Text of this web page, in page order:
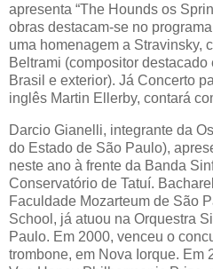
apresenta “The Hounds os
obras destacam-se no
uma homenagem a Stravinsky,
Beltrami (compositor
Brasil e exterior). Já Concerto
inglês Martin Ellerby, contará
Darcio Gianelli, integrante da
do Estado de São Paulo),
neste ano à frente da Banda
Conservatório de Tatuí.
Faculdade Mozarteum de São
School, já atuou na Orquestra
Paulo. Em 2000, venceu o
trombone, em Nova Iorque. Em